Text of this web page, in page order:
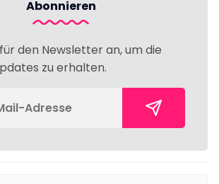
Abonnieren
den Newsletter an, um die
zu erhalten.